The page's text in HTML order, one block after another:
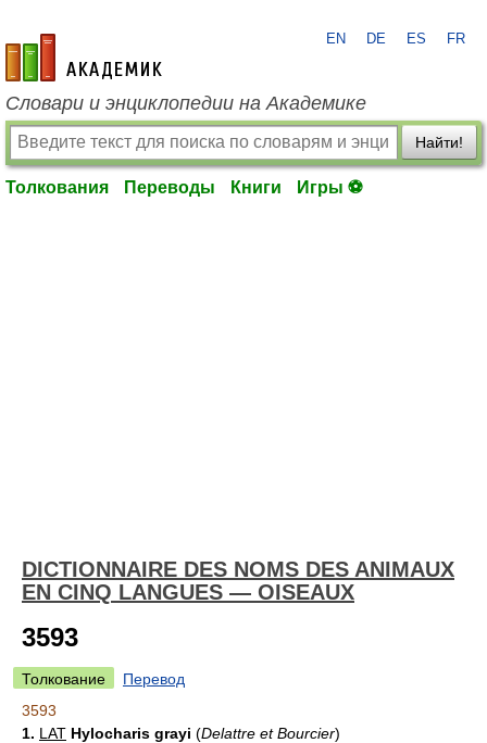
academic.ru
EN DE ES FR
Словари и энциклопедии на Академике
Найти!
Толкования Переводы Книги Игры ⚽
DICTIONNAIRE DES NOMS DES ANIMAUX
EN CINQ LANGUES — OISEAUX
3593
Толкование
Перевод
3593
1. LAT Hylocharis grayi (Delattre et Bourcier)